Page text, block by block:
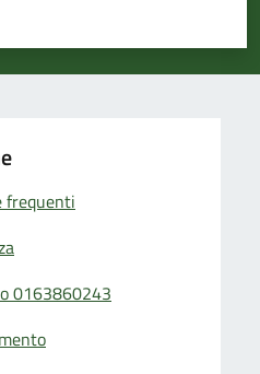
su 5
5
frequenti
0163860243